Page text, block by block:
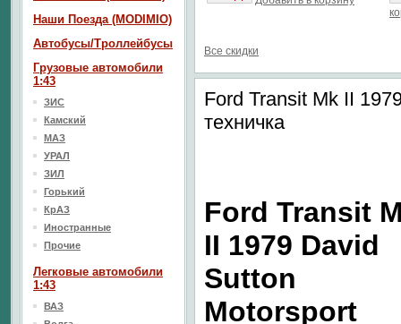
Все скидки
Ford Transit Mk II
техничка
Ford Transit
II 1979 David
Sutton
Motorsport
Наши Поезда (MODIMIO)
Автобусы/Троллейбусы
Грузовые автомобили
1:43
ЗИС
Камский
МАЗ
УРАЛ
ЗИЛ
Горький
КрАЗ
Иностранные
Прочие
Легковые автомобили
1:43
ВАЗ